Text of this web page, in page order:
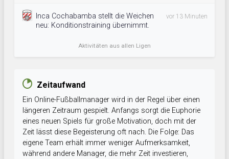
Inca Cochabamba stellt die Weichen
neu: Konditionstraining übernimmt.
vor 13 Minuten
Aktivitäten aus allen Ligen
Zeitaufwand
Ein Online-Fußballmanager wird in der Regel über einen
längeren Zeitraum gespielt. Anfangs sorgt die Euphorie
eines neuen Spiels für große Motivation, doch mit der
Zeit lässt diese Begeisterung oft nach. Die Folge: Das
eigene Team erhält immer weniger Aufmerksamkeit,
während andere Manager, die mehr Zeit investieren,